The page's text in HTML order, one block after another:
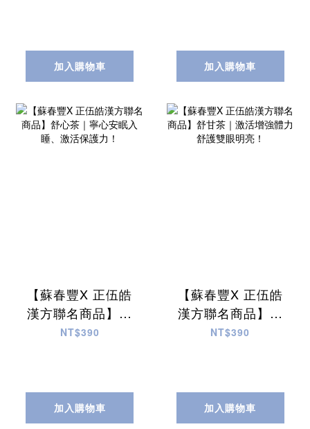
加入購物車 加入購物車
【蘇春豐X 正伍皓
漢方聯名商品】舒
心茶｜寧心安眠入
NT$390
加入購物車
【蘇春豐X 正伍皓
漢方聯名商品】舒
甘茶｜激活增強體
NT$390
加入購物車